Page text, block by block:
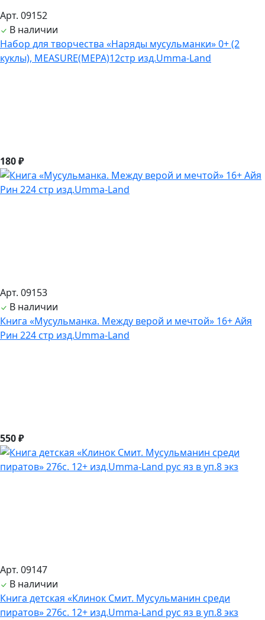
Арт. 09152
В наличии
Набор для творчества «Наряды мусульманки» 0+ (2
куклы), MEASURE(МЕРА)12стр изд.Umma-Land
180 ₽
Арт. 09153
В наличии
Книга «Мусульманка. Между верой и мечтой» 16+ Айя
Рин 224 стр изд.Umma-Land
550 ₽
Арт. 09147
В наличии
Книга детская «Клинок Смит. Мусульманин среди
пиратов» 276с. 12+ изд.Umma-Land рус яз в уп.8 экз